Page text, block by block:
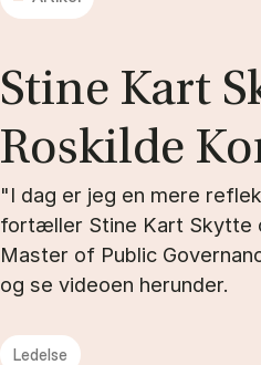
Sti­ne Kart
Roskil­de
"I dag er jeg en mere
fortæller Stine Kart Skytte
Master of Public
og se videoen herunder.
Ledelse